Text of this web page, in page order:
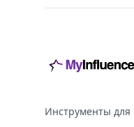
Инструменты